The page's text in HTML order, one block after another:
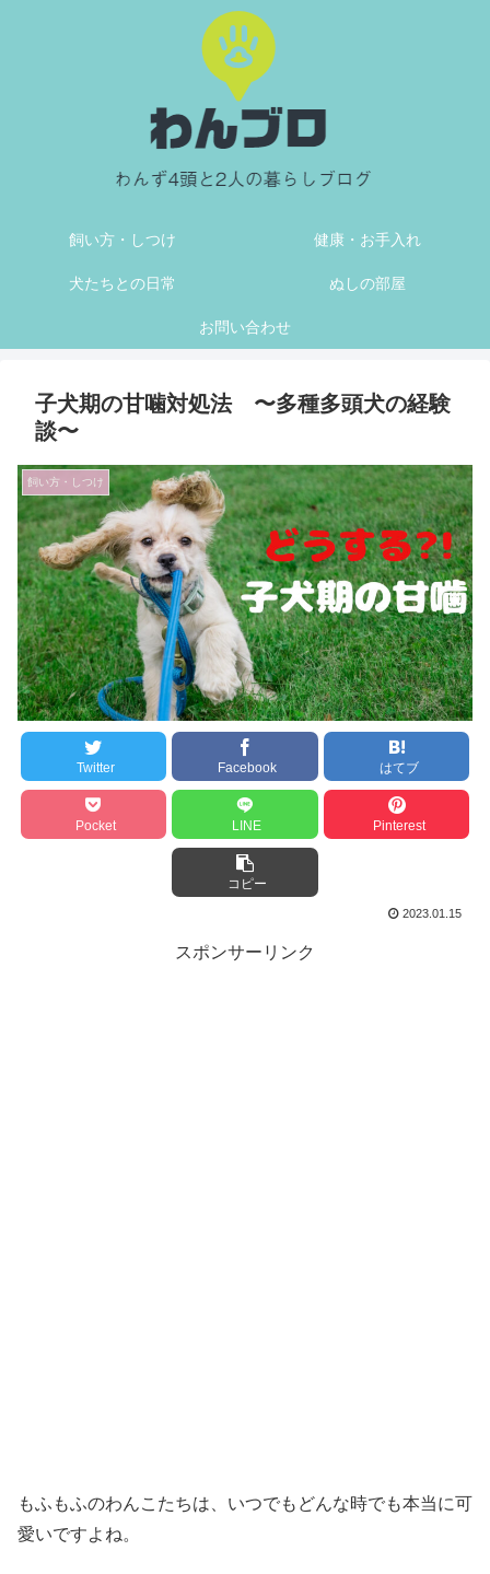
飼い方・しつけ 健康・お手入れ
犬たちとの日常 ぬしの部屋
お問い合わせ
子犬期の甘噛対処法 〜多種多頭犬の経験
談〜
飼い方・しつけ
Twitter Facebook はてブ
Pocket LINE Pinterest
コピー
2023.01.15
スポンサーリンク
もふもふのわんこたちは、いつでもどんな時でも本当に可
愛いですよね。